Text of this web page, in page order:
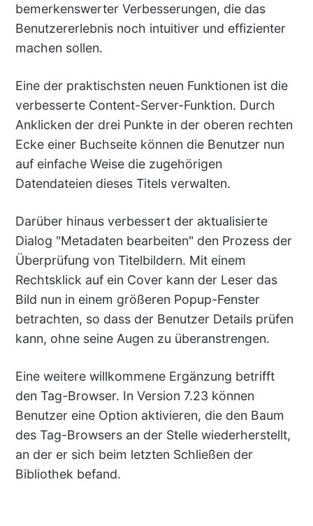
bemerkenswerter Verbesserungen, die das
Benutzererlebnis noch intuitiver und effizienter
machen sollen.
Eine der praktischsten neuen Funktionen ist die
verbesserte Content-Server-Funktion. Durch
Anklicken der drei Punkte in der oberen rechten
Ecke einer Buchseite können die Benutzer nun
auf einfache Weise die zugehörigen
Datendateien dieses Titels verwalten.
Darüber hinaus verbessert der aktualisierte
Dialog "Metadaten bearbeiten" den Prozess der
Überprüfung von Titelbildern. Mit einem
Rechtsklick auf ein Cover kann der Leser das
Bild nun in einem größeren Popup-Fenster
betrachten, so dass der Benutzer Details prüfen
kann, ohne seine Augen zu überanstrengen.
Eine weitere willkommene Ergänzung betrifft
den Tag-Browser. In Version 7.23 können
Benutzer eine Option aktivieren, die den Baum
des Tag-Browsers an der Stelle wiederherstellt,
an der er sich beim letzten Schließen der
Bibliothek befand.